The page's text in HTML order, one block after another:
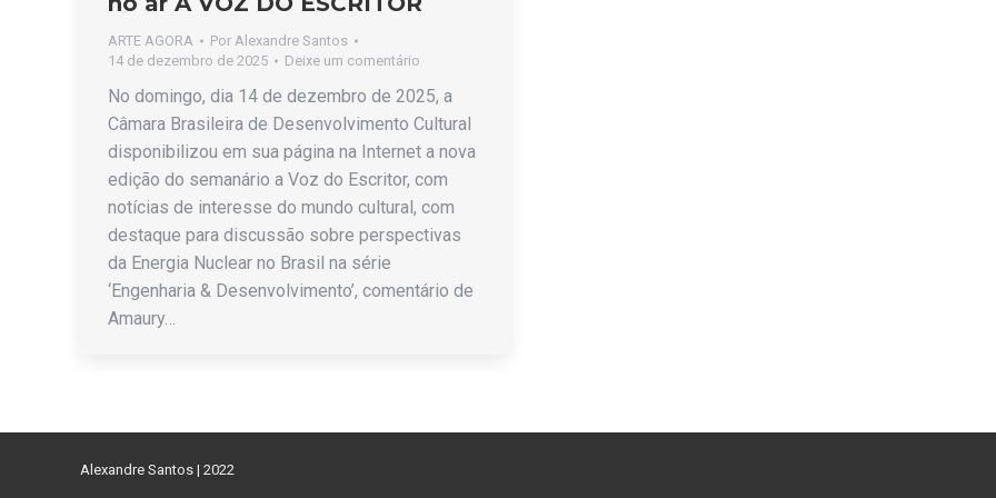
ARTE AGORA Por Alexandre Santos
14 de dezembro de 2025
Deixe um comentário
No domingo, dia 14 de dezembro de 2025, a
Câmara Brasileira de Desenvolvimento Cultural
disponibilizou em sua página na Internet a nova
edição do semanário a Voz do Escritor, com
notícias de interesse do mundo cultural, com
destaque para discussão sobre perspectivas
da Energia Nuclear no Brasil na série
‘Engenharia & Desenvolvimento’, comentário de
Amaury…
Alexandre Santos | 2022